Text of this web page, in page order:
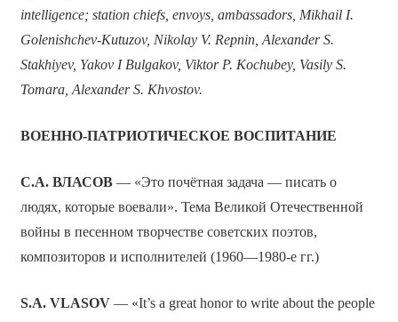
intelligence; station chiefs, envoys, ambassadors, Mikhail I.
Golenishchev-Kutuzov, Nikolay V. Repnin, Alexander S.
Stakhiyev, Yakov I Bulgakov, Viktor P. Kochubey, Vasily S.
Tomara, Alexander S. Khvostov.
ВОЕННО-ПАТРИОТИЧЕСКОЕ ВОСПИТАНИЕ
С.А. ВЛАСОВ— «Это почётная задача — писать о
людях, которые воевали». Тема Великой Отечественной
войны в песенном творчестве советских поэтов,
композиторов и исполнителей (1960—1980-е гг.)
S.A. VLASOV — «It’s a great honor to write about the people